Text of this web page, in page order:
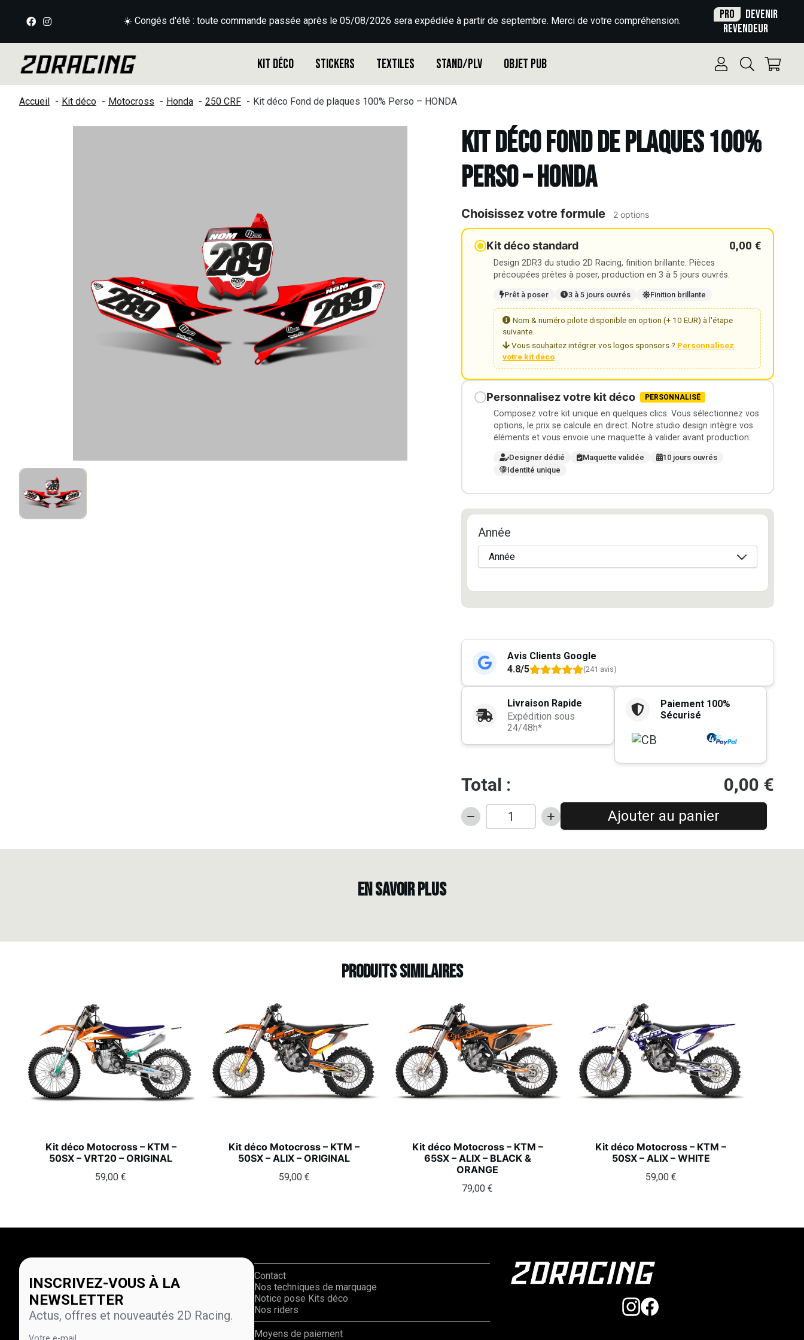
☀️ Congés d'été : toute commande passée après le 05/08/2026 sera expédiée à partir de septembre. Merci de votre compréhension. Pro
Devenir
revendeur
Kit déco Stickers Textiles Stand/PLV Objet Pub
Accueil Kit déco Motocross Honda 250 CRF Kit déco Fond de plaques 100% Perso – HONDA
Kit déco Fond de plaques 100%
Perso – HONDA
Choisissez votre formule 2 options
Kit déco standard 0,00 €
Design 2DR3 du studio 2D Racing, finition brillante. Pièces
précoupées prêtes à poser, production en 3 à 5 jours ouvrés.
Prêt à poser 3 à 5 jours ouvrés Finition brillante
Nom & numéro pilote disponible en option (+ 10 EUR) à l'étape
suivante.
Vous souhaitez intégrer vos logos sponsors ? Personnalisez
votre kit déco
Personnalisez votre kit déco PERSONNALISÉ
Composez votre kit unique en quelques clics. Vous sélectionnez vos
options, le prix se calcule en direct. Notre studio design intègre vos
éléments et vous envoie une maquette à valider avant production.
Designer dédié Maquette validée
10 jours ouvrés
Identité unique
Année
Avis Clients Google
4.8/5
(241 avis)
Livraison Rapide
Expédition sous
24/48h*
Paiement 100%
Sécurisé
Total : 0,00 €
quantité
Kit
HONDA
Ajouter au panier
EN SAVOIR PLUS
Produits similaires
Kit déco Motocross – KTM –
50SX – VRT20 – ORIGINAL
59,00€
Kit déco Motocross – KTM –
50SX – ALIX – ORIGINAL
59,00 €
Kit déco Motocross – KTM –
65SX – ALIX – BLACK &
ORANGE
79,00€
Kit déco Motocross – KTM –
50SX – ALIX – WHITE
59,00 €
INSCRIVEZ-VOUS À LA
NEWSLETTER
Actus, offres et nouveautés 2D Racing.
Contact
Nos techniques de marquage
Notice pose Kits déco
Nos riders
Moyens de paiement